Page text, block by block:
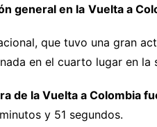
general en la Vuelta a
que tuvo una gran
en el cuarto lugar en
de la Vuelta a Colombia
y 51 segundos.